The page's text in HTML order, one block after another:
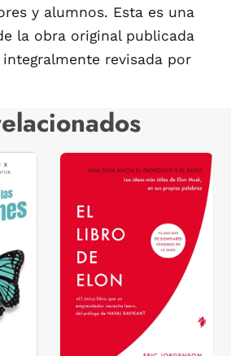
y alumnos. Esta es una
la obra original publicada
revisada por